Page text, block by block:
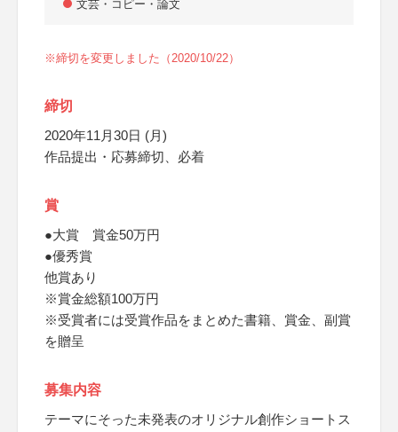
文芸・コピー・論文
※締切を変更しました（2020/10/22）
締切
2020年11月30日 (月)
作品提出・応募締切、必着
賞
●大賞 賞金50万円
●優秀賞
他賞あり
※賞金総額100万円
※受賞者には受賞作品をまとめた書籍、賞金、副賞
を贈呈
募集内容
テーマにそった未発表のオリジナル創作ショートス